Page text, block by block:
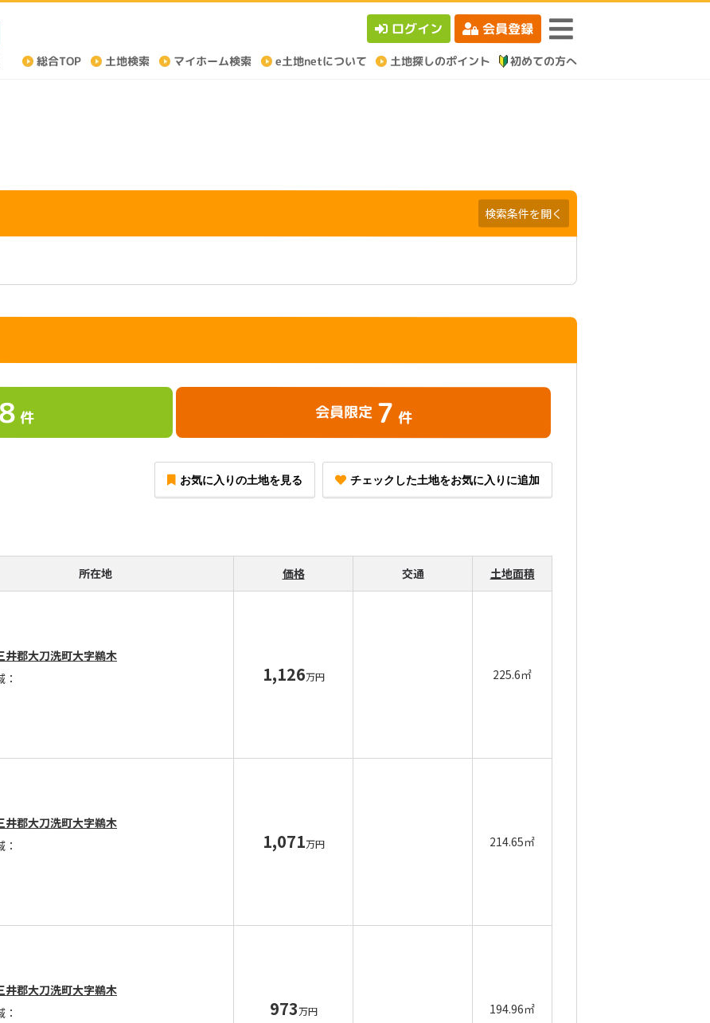
ログイン 会員登録
検索条件を開く
8 件 会員限定 7 件
お気に入りの土地を見る チェックした土地をお気に入りに追加
所在地 価格 交通 土地面積
井郡大刀洗町大字鵜木
1,126万円 225.6㎡
井郡大刀洗町大字鵜木
1,071万円 214.65㎡
井郡大刀洗町大字鵜木
973万円 194.96㎡